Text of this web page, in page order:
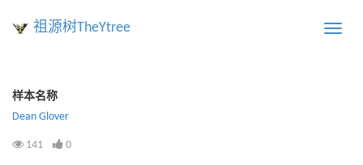
Toggle
祖源树TheYtree
样本名称
Dean Glover
141 0